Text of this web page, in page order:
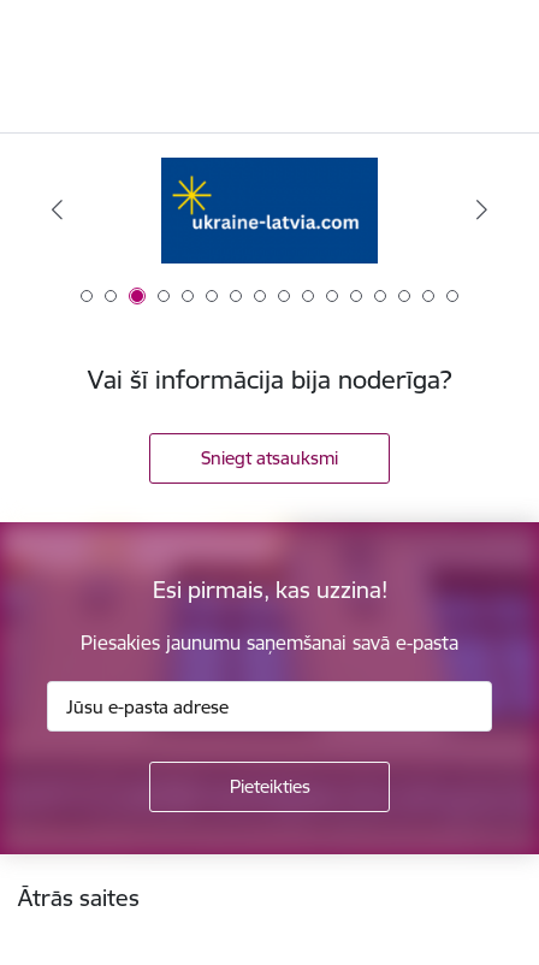
Vai šī informācija bija noderīga?
Sniegt atsauksmi
Esi pirmais, kas uzzina!
Piesakies jaunumu saņemšanai savā e-pasta
Ātrās saites